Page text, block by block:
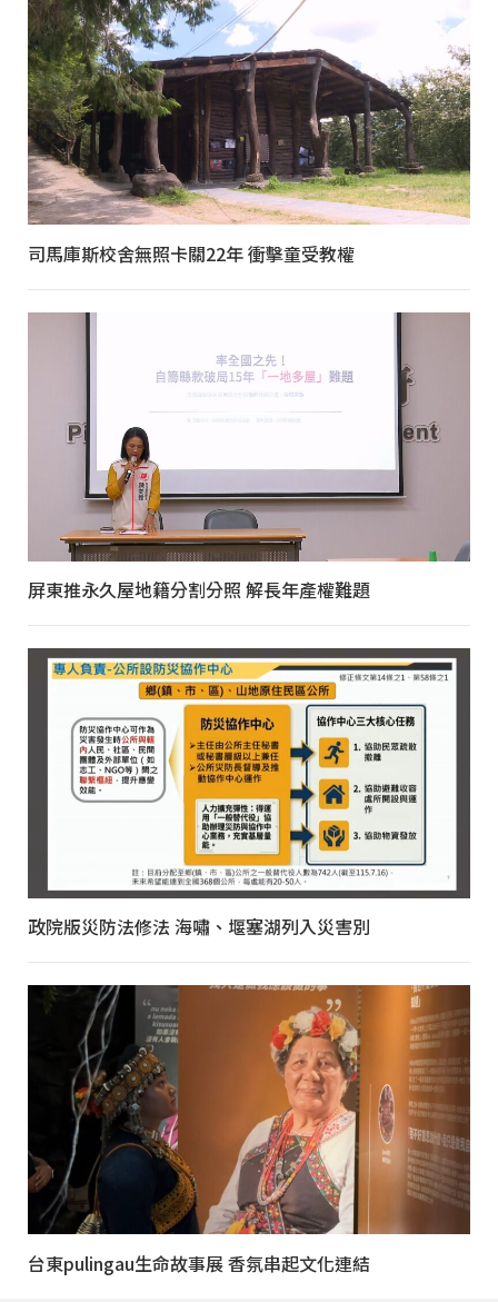
司馬庫斯校舍無照卡關22年 衝擊童受教權
屏東推永久屋地籍分割分照 解長年產權難題
政院版災防法修法 海嘯、堰塞湖列入災害別
台東pulingau生命故事展 香氛串起文化連結